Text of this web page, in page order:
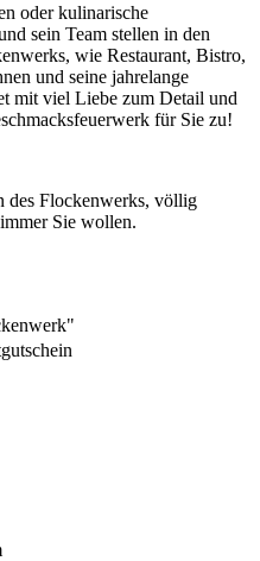
oder kulinarische
sein Team stellen in den
wie Restaurant, Bistro,
und seine jahrelange
mit viel Liebe zum Detail und
für Sie zu!
des Flockenwerks, völlig
Sie wollen.